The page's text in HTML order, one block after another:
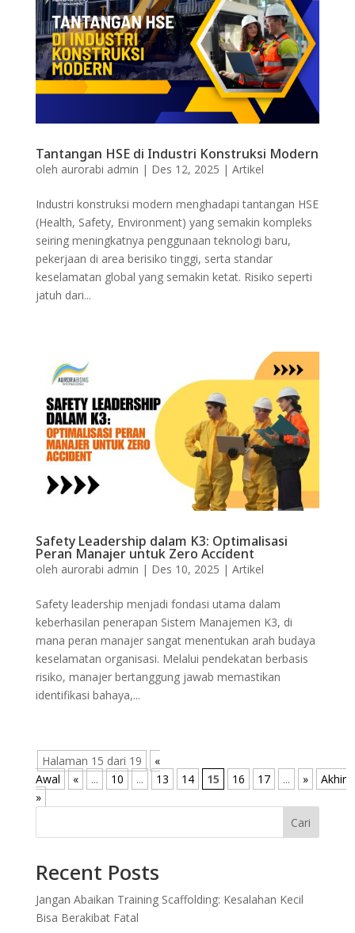
Tantangan HSE di Industri Konstruksi Modern
oleh aurorabi admin | Des 12, 2025 | Artikel
Industri konstruksi modern menghadapi tantangan HSE
(Health, Safety, Environment) yang semakin kompleks
seiring meningkatnya penggunaan teknologi baru,
pekerjaan di area berisiko tinggi, serta standar
keselamatan global yang semakin ketat. Risiko seperti
jatuh dari...
Safety Leadership dalam K3: Optimalisasi
Peran Manajer untuk Zero Accident
oleh aurorabi admin | Des 10, 2025 | Artikel
Safety leadership menjadi fondasi utama dalam
keberhasilan penerapan Sistem Manajemen K3, di
mana peran manajer sangat menentukan arah budaya
keselamatan organisasi. Melalui pendekatan berbasis
risiko, manajer bertanggung jawab memastikan
identifikasi bahaya,...
Halaman 15 dari 19
«
Awal
« ... 10 ... 13 14 15 16 17 ... »
Akhir
»
Cari
Recent Posts
Jangan Abaikan Training Scaffolding: Kesalahan Kecil
Bisa Berakibat Fatal